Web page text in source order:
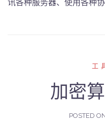
讯各种服务器、使用各种
工
加密
POSTED